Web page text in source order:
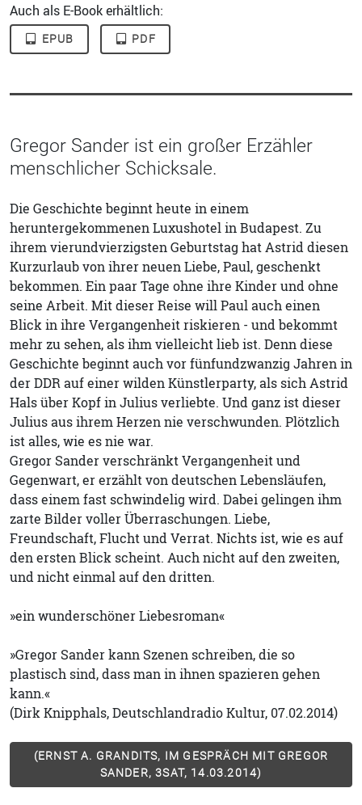
Auch als E-Book erhältlich:
EPUB PDF
Gregor Sander ist ein großer Erzähler
menschlicher Schicksale.
Die Geschichte beginnt heute in einem
heruntergekommenen Luxushotel in Budapest. Zu
ihrem vierundvierzigsten Geburtstag hat Astrid diesen
Kurzurlaub von ihrer neuen Liebe, Paul, geschenkt
bekommen. Ein paar Tage ohne ihre Kinder und ohne
seine Arbeit. Mit dieser Reise will Paul auch einen
Blick in ihre Vergangenheit riskieren - und bekommt
mehr zu sehen, als ihm vielleicht lieb ist. Denn diese
Geschichte beginnt auch vor fünfundzwanzig Jahren in
der DDR auf einer wilden Künstlerparty, als sich Astrid
Hals über Kopf in Julius verliebte. Und ganz ist dieser
Julius aus ihrem Herzen nie verschwunden. Plötzlich
ist alles, wie es nie war.
Gregor Sander verschränkt Vergangenheit und
Gegenwart, er erzählt von deutschen Lebensläufen,
dass einem fast schwindelig wird. Dabei gelingen ihm
zarte Bilder voller Überraschungen. Liebe,
Freundschaft, Flucht und Verrat. Nichts ist, wie es auf
den ersten Blick scheint. Auch nicht auf den zweiten,
und nicht einmal auf den dritten.
»ein wunderschöner Liebesroman«
»Gregor Sander kann Szenen schreiben, die so
plastisch sind, dass man in ihnen spazieren gehen
kann.«
(Dirk Knipphals, Deutschlandradio Kultur, 07.02.2014)
(ERNST A. GRANDITS, IM GESPRÄCH MIT GREGOR
SANDER, 3SAT, 14.03.2014)